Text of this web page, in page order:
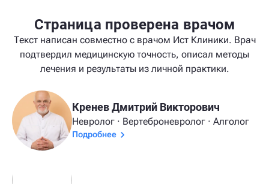
Страница проверена врачом
Текст написан совместно с врачом Ист Клиники. Врач
подтвердил медицинскую точность, описал методы
лечения и результаты из личной практики.
Кренев Дмитрий Викторович
Невролог · Вертеброневролог · Алголог
Подробнее